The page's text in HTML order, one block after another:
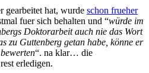
gearbeitet hat, wurde schon frueher
fuer sich behalten und “würde im
Doktorarbeit auch nie das Wort
zu Guttenberg getan habe, könne er
“. na klar… die
erledigen.